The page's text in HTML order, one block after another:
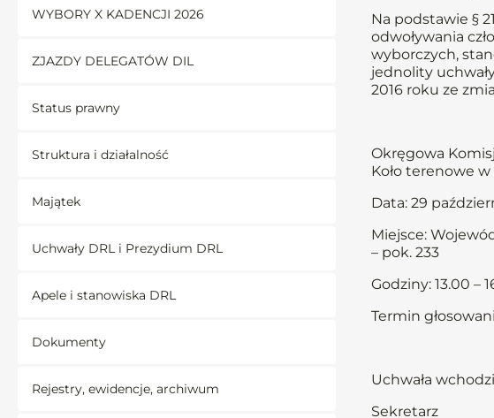
WYBORY X KADENCJI 2026
ZJAZDY DELEGATÓW DIL
Status prawny
Struktura i działalność
Majątek
Uchwały DRL i Prezydium DRL
Apele i stanowiska DRL
Dokumenty
Rejestry, ewidencje, archiwum
Na podstawie §
odwoływania
wyborczych,
jednolity
2016 roku ze
Okręgowa
Koło terenowe
Data: 29
Miejsce:
– pok. 233
Godziny: 13.00 –
Termin
Uchwała
Sekretarz